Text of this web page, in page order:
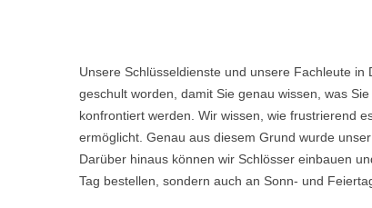
Unsere Schlüsseldienste und unsere Fachleute
geschult worden, damit Sie genau wissen, was
konfrontiert werden. Wir wissen, wie frustrierend
ermöglicht. Genau aus diesem Grund wurde
Darüber hinaus können wir Schlösser einbauen
Tag bestellen, sondern auch an Sonn- und